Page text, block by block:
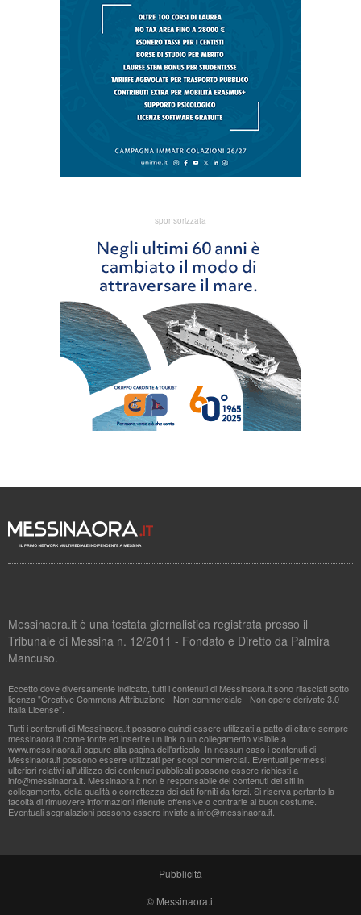
sponsorizzata
Messinaora.it è una testata giornalistica registrata presso il
Tribunale di Messina n. 12/2011 - Fondato e Diretto da Palmira
Mancuso.
Eccetto dove diversamente indicato, tutti i contenuti di Messinaora.it sono rilasciati sotto
licenza "Creative Commons Attribuzione - Non commerciale - Non opere derivate 3.0
Italia License".
Tutti i contenuti di Messinaora.it possono quindi essere utilizzati a patto di citare sempre
messinaora.it come fonte ed inserire un link o un collegamento visibile a
www.messinaora.it oppure alla pagina dell'articolo. In nessun caso i contenuti di
Messinaora.it possono essere utilizzati per scopi commerciali. Eventuali permessi
ulteriori relativi all'utilizzo dei contenuti pubblicati possono essere richiesti a
info@messinaora.it. Messinaora.it non è responsabile dei contenuti dei siti in
collegamento, della qualità o correttezza dei dati forniti da terzi. Si riserva pertanto la
facoltà di rimuovere informazioni ritenute offensive o contrarie al buon costume.
Eventuali segnalazioni possono essere inviate ainfo@messinaora.it.
Pubblicità
© Messinaora.it